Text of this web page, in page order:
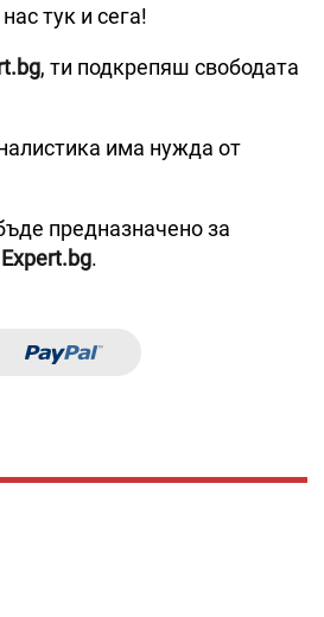
тук и сега!
, ти подкрепяш свободата
има нужда от
предназначено за
Expert.bg.